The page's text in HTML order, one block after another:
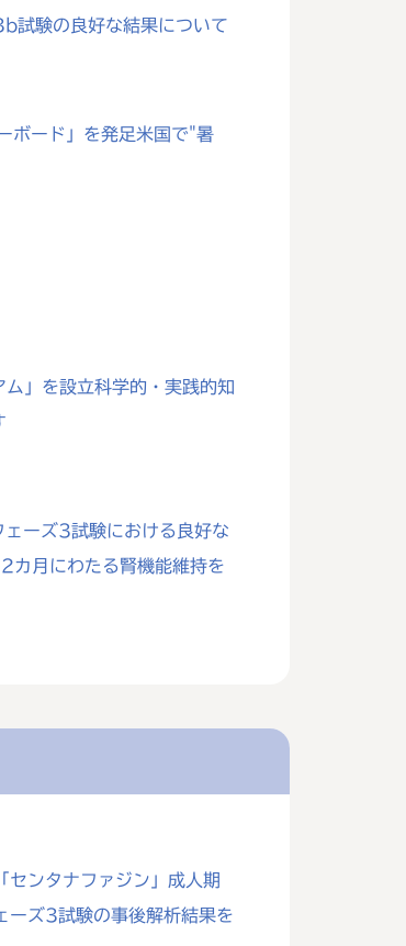
試験の良好な結果について
ボード」を発足米国で"暑
」を設立科学的・実践的知
ーズ3試験における良好な
月にわたる腎機能維持を
ンタナファジン」成人期
ーズ3試験の事後解析結果を